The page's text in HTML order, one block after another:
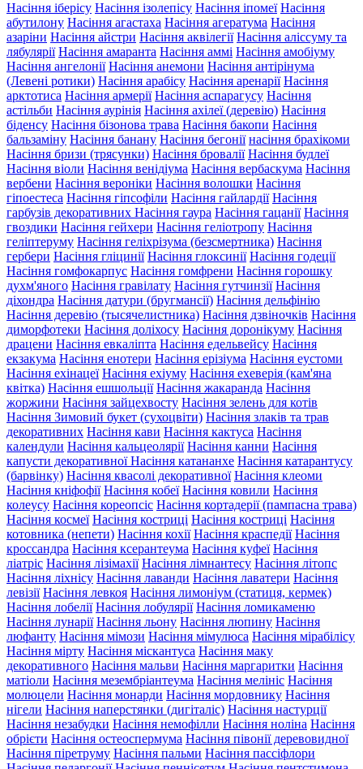
Насіння іберісу Насіння ізолепісу Насіння іпомеї Насіння
абутилону Насіння агастаха Насіння агератума Насіння
азаріни Насіння айстри Насіння аквілегії Насіння аліссуму та
лябулярії Насіння амаранта Насіння аммі Насіння амобіуму
Насіння ангелонії Насіння анемони Насіння антірінума
(Левені ротики) Насіння арабісу Насіння аренарії Насіння
арктотиса Насіння армерії Насіння аспарагусу Насіння
астільби Насіння аурінія Насіння ахілеї (деревію) Насіння
біденсу Насіння бізонова трава Насіння бакопи Насіння
бальзаміну Насіння банану Насіння бегонії насіння брахікоми
Насіння бризи (трясунки) Насіння бровалії Насіння будлеї
Насіння віоли Насіння венідіума Насіння вербаскума Насіння
вербени Насіння вероніки Насіння волошки Насіння
гіпоестеса Насіння гіпсофіли Насіння гайлардії Насіння
гарбузів декоративних Насіння гаура Насіння гацанії Насіння
гвоздики Насіння гейхери Насіння геліотропу Насіння
геліптеруму Насіння геліхрізума (безсмертника) Насіння
гербери Насіння гліцинії Насіння глоксинії Насіння годеції
Насіння гомфокарпус Насіння гомфрени Насіння горошку
духм'яного Насіння гравілату Насіння гутчинзії Насіння
діхондра Насіння датури (бругмансії) Насіння дельфінію
Насіння деревію (тысячелистника) Насіння дзвіночків Насіння
диморфотеки Насіння доліхосу Насіння доронікуму Насіння
драцени Насіння евкаліпта Насіння едельвейсу Насіння
екзакума Насіння енотери Насіння ерізіума Насіння еустоми
Насіння ехінацеї Насіння ехіуму Насіння ехеверія (кам'яна
квітка) Насіння ешшольції Насіння жакаранда Насіння
жоржини Насіння зайцехвосту Насіння зелень для котів
Насіння Зимовий букет (сухоцвіти) Насіння злаків та трав
декоративних Насіння кави Насіння кактуса Насіння
календули Насіння кальцеолярії Насіння канни Насіння
капусти декоративноїНасіння катананхе Насіння катарантусу
(барвінку) Насіння квасолі декоративної Насіння клеоми
Насіння кніфофії Насіння кобеї Насіння ковили Насіння
колеусу Насіння кореопсіс Насіння кортадерії (пампасна трава)
Насіння космеї Насіння костриці Насіння костриці Насіння
котовника (непети) Насіння кохії Насіння краспедії Насіння
кроссандра Насіння ксерантеума Насіння куфеї Насіння
ліатріс Насіння лізімахії Насіння лімнантесу Насіння літопс
Насіння ліхнісу Насіння лаванди Насіння лаватери Насіння
левізії Насіння левкоя Насіння лимоніум (статиця, кермек)
Насіння лобелії Насіння лобулярії Насіння ломикаменю
Насіння лунарії Насіння льону Насіння люпину Насіння
люфанту Насіння мімози Насіння мімулюса Насіння мірабілісу
Насіння мірту Насіння міскантуса Насіння маку
декоративного Насіння мальви Насіння маргаритки Насіння
матіоли Насіння мезембріантеума Насіння мелініс Насіння
молюцели Насіння монарди Насіння мордовнику Насіння
нігели Насіння наперстянки (дигіталіс) Насіння настурції
Насіння незабудки Насіння немофілли Насіння ноліна Насіння
обрієти Насіння остеоспермума Насіння півонії деревовидної
Насіння піретруму Насіння пальми Насіння пассіфлори